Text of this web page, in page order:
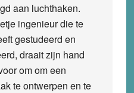
aan luchthaken.
ingenieur die te
gestudeerd en
draait zijn hand
om om een
te ontwerpen en te